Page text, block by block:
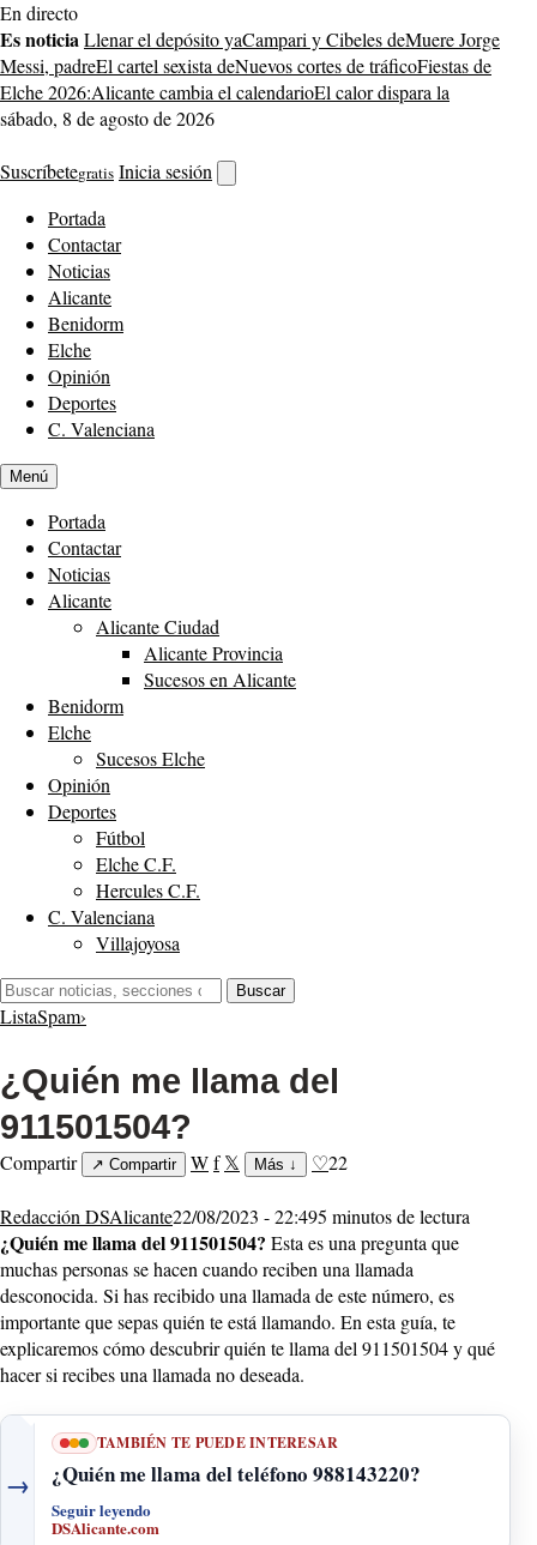
Saltar
al
contenido
En directo
Es noticiaLlenar el depósito yaCampari y Cibeles deMuere Jorge
Messi, padreEl cartel sexista deNuevos cortes de tráficoFiestas de
Elche 2026:Alicante cambia el calendarioEl calor dispara la
sábado, 8 de agosto de 2026
Suscríbetegratis Inicia sesión
buscador
Portada
Contactar
Noticias
Alicante
Benidorm
Elche
Opinión
Deportes
C. Valenciana
Menú
Portada
Contactar
Noticias
Alicante
Alicante Ciudad
Alicante Provincia
Sucesos en Alicante
Benidorm
Elche
Sucesos Elche
Opinión
Deportes
Fútbol
Elche C.F.
Hercules C.F.
C. Valenciana
Villajoyosa
Buscar:
Buscar
ListaSpam›
¿Quién me llama del
911501504?
Compartir ↗ Compartir Wf 𝕏 Más ↓ ♡22
Redacción DSAlicante22/08/2023 - 22:495 minutos de lectura
¿Quién me llama del 911501504? Esta es una pregunta que
muchas personas se hacen cuando reciben una llamada
desconocida. Si has recibido una llamada de este número, es
importante que sepas quién te está llamando. En esta guía, te
explicaremos cómo descubrir quién te llama del 911501504 y qué
hacer si recibes una llamada no deseada.
→
TAMBIÉN TE PUEDE INTERESAR
¿Quién me llama del teléfono 988143220?
Seguir leyendo
DSAlicante.com